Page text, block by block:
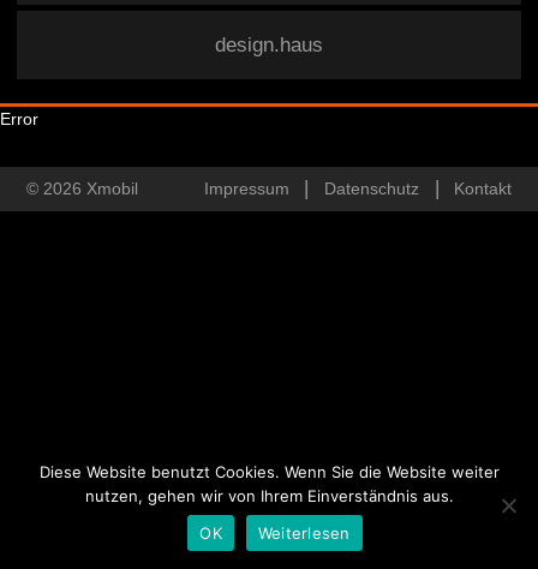
design.haus
Error
© 2026 Xmobil Impressum Datenschutz Kontakt
Diese Website benutzt Cookies. Wenn Sie die Website weiter
nutzen, gehen wir von Ihrem Einverständnis aus.
OK
Weiterlesen